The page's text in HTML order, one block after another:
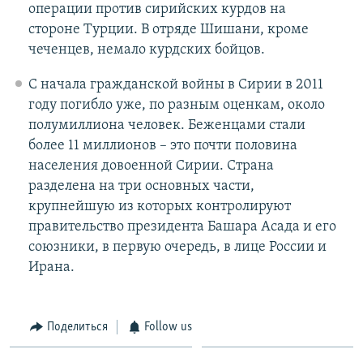
операции против сирийских курдов на
стороне Турции. В отряде Шишани, кроме
чеченцев, немало курдских бойцов.
С начала гражданской войны в Сирии в 2011
году погибло уже, по разным оценкам, около
полумиллиона человек. Беженцами стали
более 11 миллионов – это почти половина
населения довоенной Сирии. Страна
разделена на три основных части,
крупнейшую из которых контролируют
правительство президента Башара Асада и его
союзники, в первую очередь, в лице России и
Ирана.
Поделиться Follow us